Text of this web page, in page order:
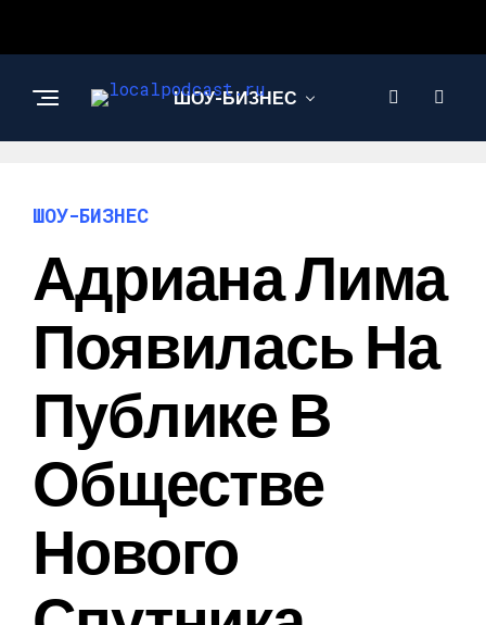
ШОУ-БИЗНЕС
ШОУ-БИЗНЕС
Адриана Лима
Появилась На
Публике В
Обществе
Нового